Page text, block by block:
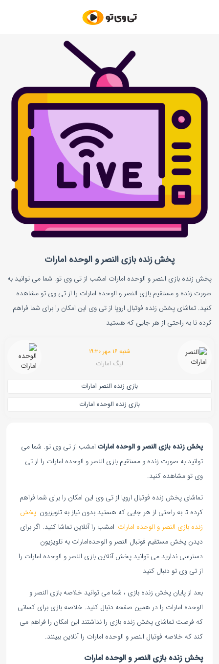
پخش زنده بازی النصر و الوحده‌ امارات
پخش زنده بازی النصر و الوحده‌ امارات امشب از تی وی تو. شما می توانید به
صورت زنده و مستقیم بازی النصر و الوحده‌ امارات را از تی وی تو مشاهده
کنید. تماشای پخش زنده فوتبال اروپا از تی وی این امکان را برای شما فراهم
کرده تا به راحتی از هر جایی که هستید
شنبه ۱۶ مهر ۱۹:۳۰
لیگ امارات
بازی زنده النصر امارات
بازی زنده الوحده‌ امارات
پخش زنده بازی النصر و الوحده‌ امارات امشب از تی وی تو. شما می
توانید به صورت زنده و مستقیم بازی النصر و الوحده‌ امارات را از تی
وی تو مشاهده کنید.
تماشای پخش زنده فوتبال اروپا از تی وی این امکان را برای شما فراهم
کرده تا به راحتی از هر جایی که هستید بدون نیاز به تلویزیون پخش
زنده بازی النصر و الوحده‌ امارات امشب را آنلاین تماشا کنید. اگر برای
دیدن پخش مستقیم فوتبال النصر و الوحده‌امارات به تلویزیون
دسترسی ندارید می توانید پخش آنلاین بازی النصر و الوحده‌ امارات را
از تی وی تو دنبال کنید
بعد از پایان پخش زنده بازی ، شما می توانید خلاصه بازی النصر و
الوحده‌ امارات را در همین صفحه دنبال کنید. خلاصه بازی برای کسانی
که فرصت تماشای پخش زنده بازی را نداشتند این امکان را فراهم می
کند که خلاصه فوتبال النصر و الوحده‌ امارات را آنلاین ببینند.
پخش زنده بازی النصر و الوحده‌ امارات